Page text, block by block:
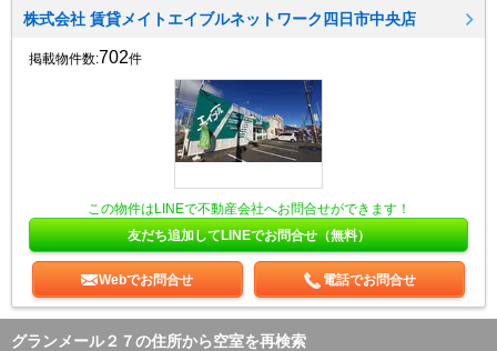
株式会社 賃貸メイトエイブルネットワーク四日市中央店
掲載物件数:702件
この物件はLINEで不動産会社へお問合せができます！
友だち追加してLINEでお問合せ（無料）
Webでお問合せ 電話でお問合せ
グランメール２７の住所から空室を再検索